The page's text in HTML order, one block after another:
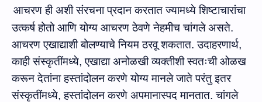
आचरणही अशी संरचना प्रदान करतात ज्यामध्ये शिष्टाचारांचा
उत्‍कर्ष होतो आणि योग्य आचरणठेवणे नेहमीच चांगले असते.
आचरणएखाद्याशी बोलण्याचे नियम ठरवू शकतात. उदाहरणार्थ,
काही संस्कृतींमध्ये,एखाद्या अनोळखी व्यक्तीशी स्वतःची ओळख
करून देतांना हस्‍तांदोलन करणे योग्‍य मानले जाते परंतु इतर
संस्कृतींमध्ये,हस्तांदोलन करणे अपमानास्पद मानतात. चांगले